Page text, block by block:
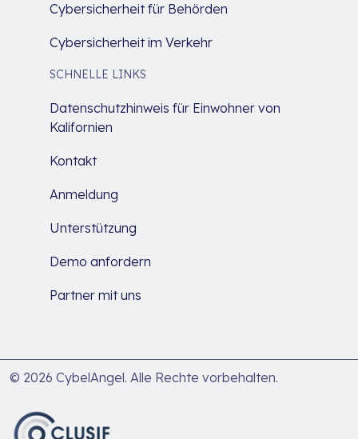
Cybersicherheit für Behörden
Cybersicherheit im Verkehr
SCHNELLE LINKS
Datenschutzhinweis für Einwohner von
Kalifornien
Kontakt
Anmeldung
Unterstützung
Demo anfordern
Partner mit uns
© 2026 CybelAngel. Alle Rechte vorbehalten.